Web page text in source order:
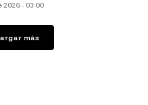
2026 - 03:00
más